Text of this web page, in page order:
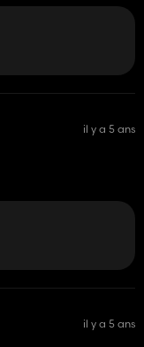
il y a 5 ans
il y a 5 ans